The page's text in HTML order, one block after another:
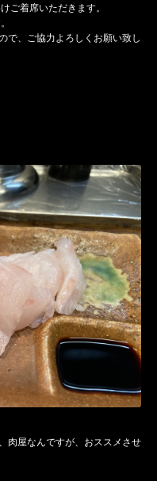
着席いただきます。
で、ご協力よろしくお願い致し
肉屋なんですが、おススメさせ